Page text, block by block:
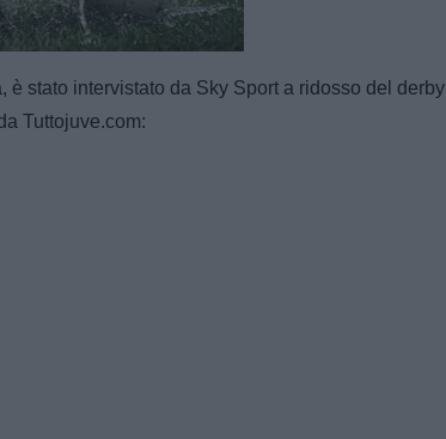
Loaded
100.00%
è stato intervistato da Sky Sport a ridosso del derby
Tuttojuve.com: